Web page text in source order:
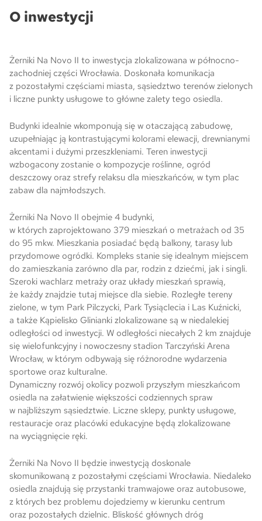
O inwestycji
Żerniki Na Novo II to inwestycja zlokalizowana w północno-
zachodniej części Wrocławia. Doskonała komunikacja
z pozostałymi częściami miasta, sąsiedztwo terenów zielonych
i liczne punkty usługowe to główne zalety tego osiedla.
Budynki idealnie wkomponują się w otaczającą zabudowę,
uzupełniając ją kontrastującymi kolorami elewacji, drewnianymi
akcentami i dużymi przeszkleniami. Teren inwestycji
wzbogacony zostanie o kompozycje roślinne, ogród
deszczowy oraz strefy relaksu dla mieszkańców, w tym plac
zabaw dla najmłodszych.
Żerniki Na Novo II obejmie 4 budynki,
w których zaprojektowano 379 mieszkań o metrażach od 35
do 95 mkw. Mieszkania posiadać będą balkony, tarasy lub
przydomowe ogródki. Kompleks stanie się idealnym miejscem
do zamieszkania zarówno dla par, rodzin z dziećmi, jak i singli.
Szeroki wachlarz metraży oraz układy mieszkań sprawią,
że każdy znajdzie tutaj miejsce dla siebie. Rozległe tereny
zielone, w tym Park Pilczycki, Park Tysiąclecia i Las Kuźnicki,
a także Kąpielisko Glinianki zlokalizowane są w niedalekiej
odległości od inwestycji. W odległości niecałych 2 km znajduje
się wielofunkcyjny i nowoczesny stadion Tarczyński Arena
Wrocław, w którym odbywają się różnorodne wydarzenia
sportowe oraz kulturalne.
Dynamiczny rozwój okolicy pozwoli przyszłym mieszkańcom
osiedla na załatwienie większości codziennych spraw
w najbliższym sąsiedztwie. Liczne sklepy, punkty usługowe,
restauracje oraz placówki edukacyjne będą zlokalizowane
na wyciągnięcie ręki.
Żerniki Na Novo II będzie inwestycją doskonale
skomunikowaną z pozostałymi częściami Wrocławia. Niedaleko
osiedla znajdują się przystanki tramwajowe oraz autobusowe,
z których bez problemu dojedziemy w kierunku centrum
oraz pozostałych dzielnic. Bliskość głównych dróg
Skwer Witosa w Piastowie